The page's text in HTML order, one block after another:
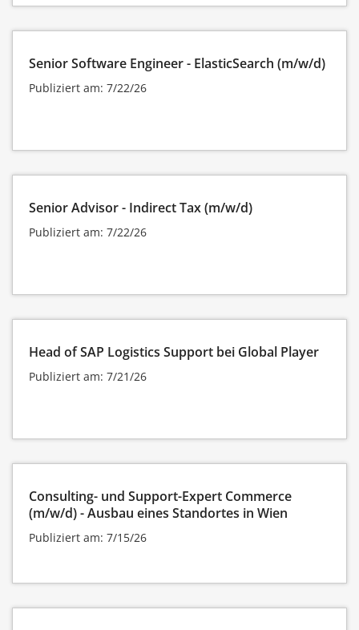
Senior Software Engineer - ElasticSearch (m/w/d)
Publiziert am: 7/22/26
Senior Advisor - Indirect Tax (m/w/d)
Publiziert am: 7/22/26
Head of SAP Logistics Support bei Global Player
Publiziert am: 7/21/26
Consulting- und Support-Expert Commerce
(m/w/d) - Ausbau eines Standortes in Wien
Publiziert am: 7/15/26